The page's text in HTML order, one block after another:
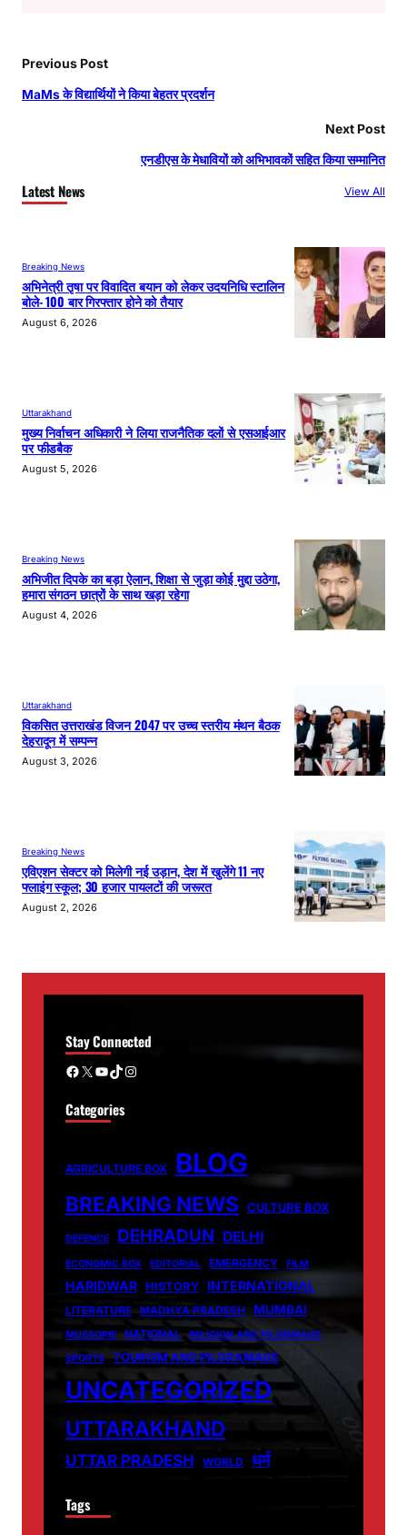
Previous Post
MaMs के विद्यार्थियों ने किया बेहतर प्रदर्शन
Next Post
एनडीएस के मेधावियों को अभिभावकों सहित किया सम्मानित
Latest News View All
Breaking News
अभिनेत्री तृषा पर विवादित बयान को लेकर उदयनिधि स्टालिन
बोले- 100 बार गिरफ्तार होने को तैयार
August 6, 2026
Uttarakhand
मुख्य निर्वाचन अधिकारी ने लिया राजनैतिक दलों से एसआईआर
पर फीडबैक
August 5, 2026
Breaking News
अभिजीत दिपके का बड़ा ऐलान, शिक्षा से जुड़ा कोई मुद्दा उठेगा,
हमारा संगठन छात्रों के साथ खड़ा रहेगा
August 4, 2026
Uttarakhand
विकसित उत्तराखंड विजन 2047 पर उच्च स्तरीय मंथन बैठक
देहरादून में सम्पन्न
August 3, 2026
Breaking News
एविएशन सेक्टर को मिलेगी नई उड़ान, देश में खुलेंगे 11 नए
फ्लाइंग स्कूल; 30 हजार पायलटों की जरूरत
August 2, 2026
Stay Connected
Facebook X YouTube TikTok Instagram
Categories
AGRICULTURE BOX BLOG
BREAKING NEWS CULTURE BOX
DEFENCE DEHRADUN DELHI
ECONOMIC BOX EDITORIAL EMERGENCY FILM
HARIDWAR HISTORY INTERNATIONAL
LITERATURE MADHYA PRADESH MUMBAI
MUSSORIE NATIONAL
RELIGION AND PILGRIMAGE
SPORTS
TOURISM AND PILGRAMAGE
UNCATEGORIZED
UTTARAKHAND
UTTAR PRADESH WORLD धर्म
Tags